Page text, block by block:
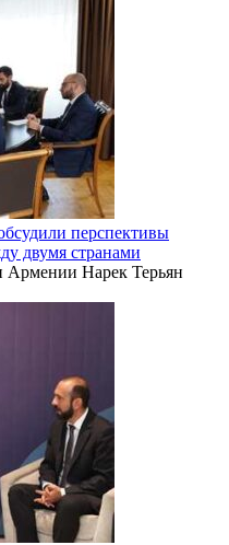
перспективы
двумя странами
Армении Нарек Терьян